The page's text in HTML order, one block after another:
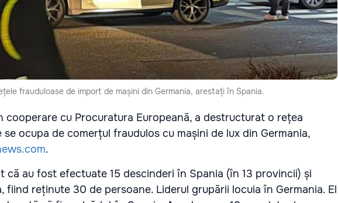
frauduloase de import de mașini din Germania, arestați în Spania.
cooperare cu Procuratura Europeană, a destructurat o rețea
ocupa de comerțul fraudulos cu mașini de lux din Germania,
.
că au fost efectuate 15 descinderi în Spania (în 13 provincii) și
fiind reținute 30 de persoane. Liderul grupării locuia în Germania. El